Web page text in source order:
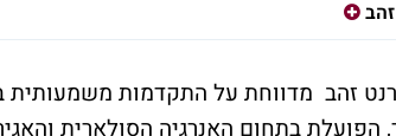
זהב מדווחת על התקדמות
הפועלת בתחום האנרגיה הסולארית